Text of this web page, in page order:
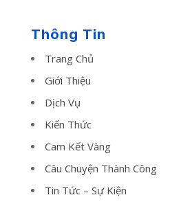
Thông Tin
Trang Chủ
Giới Thiệu
Dịch Vụ
Kiến Thức
Cam Kết Vàng
Câu Chuyện Thành Công
Tin Tức – Sự Kiện